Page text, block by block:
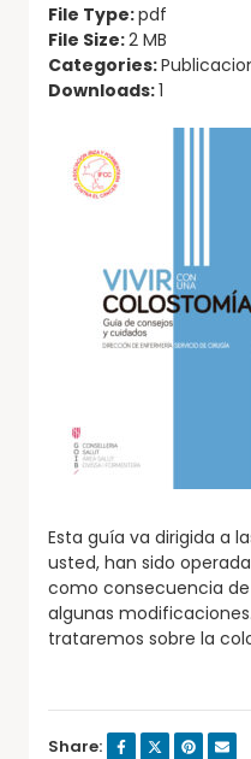
Esta guía va dirigida a
usted, han sido
como consecuencia
algunas
trataremos sobre la
File Type:pdf
File Size:2 MB
Categories:
Downloads:1
Share: